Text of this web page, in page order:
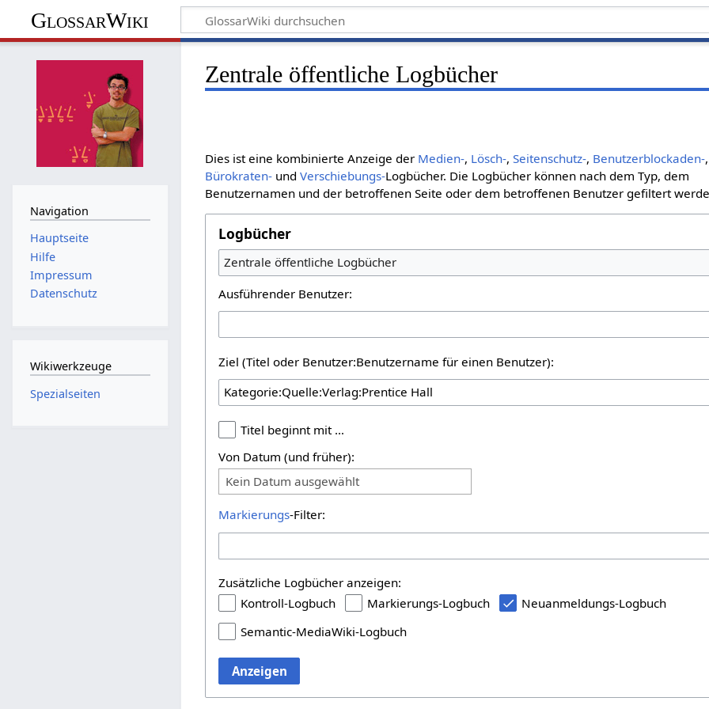
GlossarWiki
Zentrale öffentliche Logbücher
Dies ist eine kombinierte Anzeige der Medien-, Lösch-,Seitenschutz-, Benutzerblockaden-,
Bürokraten- undVerschiebungs-Logbücher. Die Logbücher können nach dem Typ, dem
Benutzernamen und der betroffenen Seite oder dem betroffenen Benutzer gefiltert
Logbücher
Zentrale öffentliche Logbücher
Ausführender Benutzer:
Ziel (Titel oder Benutzer:Benutzername für einen Benutzer):
Titel beginnt mit …
Von Datum (und früher):
Kein Datum ausgewählt
Markierungs-Filter:
Zusätzliche Logbücher anzeigen:
Kontroll-Logbuch
Markierungs-Logbuch
Neuanmeldungs-Logbuch
Semantic-MediaWiki-Logbuch
Anzeigen
Navigation
Hauptseite
Hilfe
Impressum
Datenschutz
Wikiwerkzeuge
Spezialseiten